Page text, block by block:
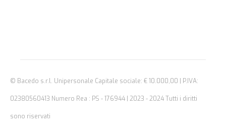
© Bacedo s.r.l. Unipersonale Capitale sociale: € 10.000,00 | P.IVA:
02380560413 Numero Rea : PS - 176944 | 2023 - 2024 Tutti i diritti
sono riservati